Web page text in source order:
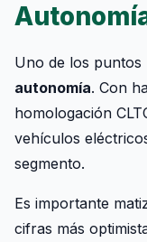
Uno de los puntos
autonomía. Con
homologación
vehículos
segmento.
Es importante
cifras más